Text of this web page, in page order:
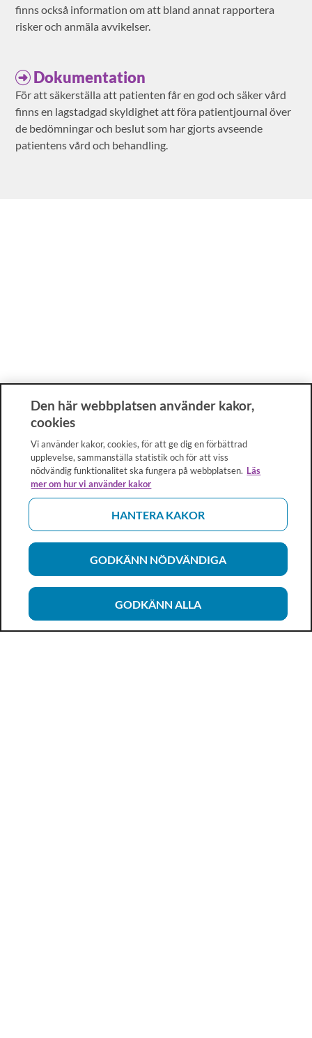
finns också information om att bland annat rapportera
risker och anmäla avvikelser.
Dokumentation
För att säkerställa att patienten får en god och säker vård
finns en lagstadgad skyldighet att föra patientjournal över
de bedömningar och beslut som har gjorts avseende
patientens vård och behandling.
Den här webbplatsen använder kakor,
cookies
Vi använder kakor, cookies, för att ge dig en förbättrad
upplevelse, sammanställa statistik och för att viss
nödvändig funktionalitet ska fungera på webbplatsen. Läs
mer om hur vi använder kakor
HANTERA KAKOR
GODKÄNN NÖDVÄNDIGA
GODKÄNN ALLA